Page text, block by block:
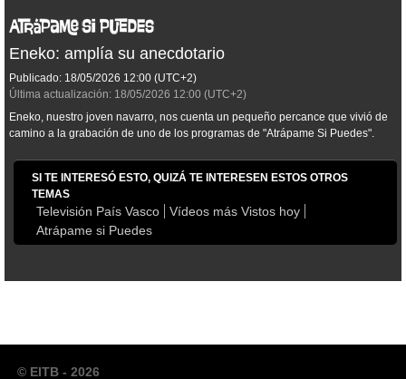
Eneko: amplía su anecdotario
Publicado: 18/05/2026 12:00 (UTC+2)
Última actualización: 18/05/2026 12:00 (UTC+2)
Eneko, nuestro joven navarro, nos cuenta un pequeño percance que vivió de
camino a la grabación de uno de los programas de "Atrápame Si Puedes".
SI TE INTERESÓ ESTO, QUIZÁ TE INTERESEN ESTOS OTROS
TEMAS
Televisión País Vasco
Vídeos más Vistos hoy
Atrápame si Puedes
© EITB - 2026